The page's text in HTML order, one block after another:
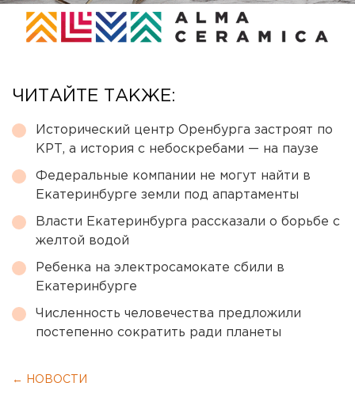
ЧИТАЙТЕ ТАКЖЕ:
Исторический центр Оренбурга застроят по
КРТ, а история с небоскребами — на паузе
Федеральные компании не могут найти в
Екатеринбурге земли под апартаменты
Власти Екатеринбурга рассказали о борьбе с
желтой водой
Ребенка на электросамокате сбили в
Екатеринбурге
Численность человечества предложили
постепенно сократить ради планеты
← НОВОСТИ